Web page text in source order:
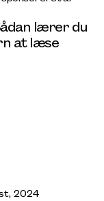
lærer du
at læse
2024